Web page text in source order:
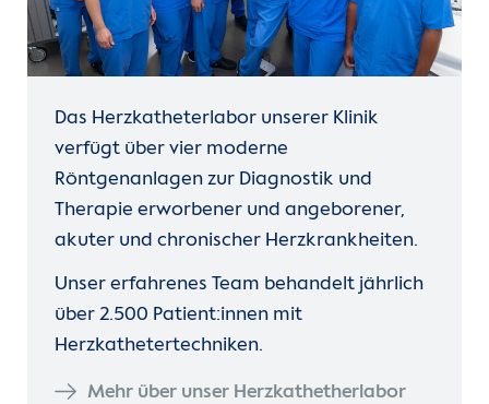
Das Herzkatheterlabor unserer Klinik
verfügt über vier moderne
Röntgenanlagen zur Diagnostik und
Therapie erworbener und angeborener,
akuter und chronischer Herzkrankheiten.
Unser erfahrenes Team behandelt jährlich
über 2.500 Patient:innen mit
Herzkathetertechniken.
Mehr über unser Herzkathetherlabor